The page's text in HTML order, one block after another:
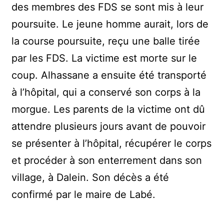
des membres des FDS se sont mis à leur
poursuite. Le jeune homme aurait, lors de
la course poursuite, reçu une balle tirée
par les FDS. La victime est morte sur le
coup. Alhassane a ensuite été transporté
à l’hôpital, qui a conservé son corps à la
morgue. Les parents de la victime ont dû
attendre plusieurs jours avant de pouvoir
se présenter à l’hôpital, récupérer le corps
et procéder à son enterrement dans son
village, à Dalein. Son décès a été
confirmé par le maire de Labé.